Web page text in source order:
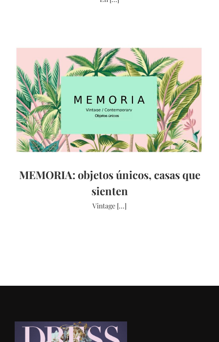
MEMORIA: objetos únicos, casas que
sienten
Vintage [...]